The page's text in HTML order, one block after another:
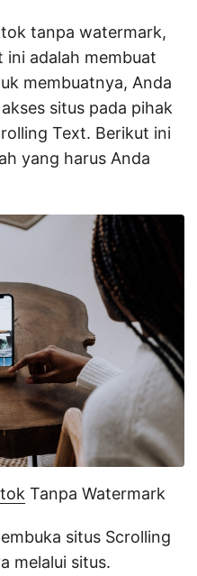
tanpa watermark,
ini adalah membuat
membuatnya, Anda
situs pada pihak
Text. Berikut ini
yang harus Anda
Tanpa Watermark
situs Scrolling
melalui situs.